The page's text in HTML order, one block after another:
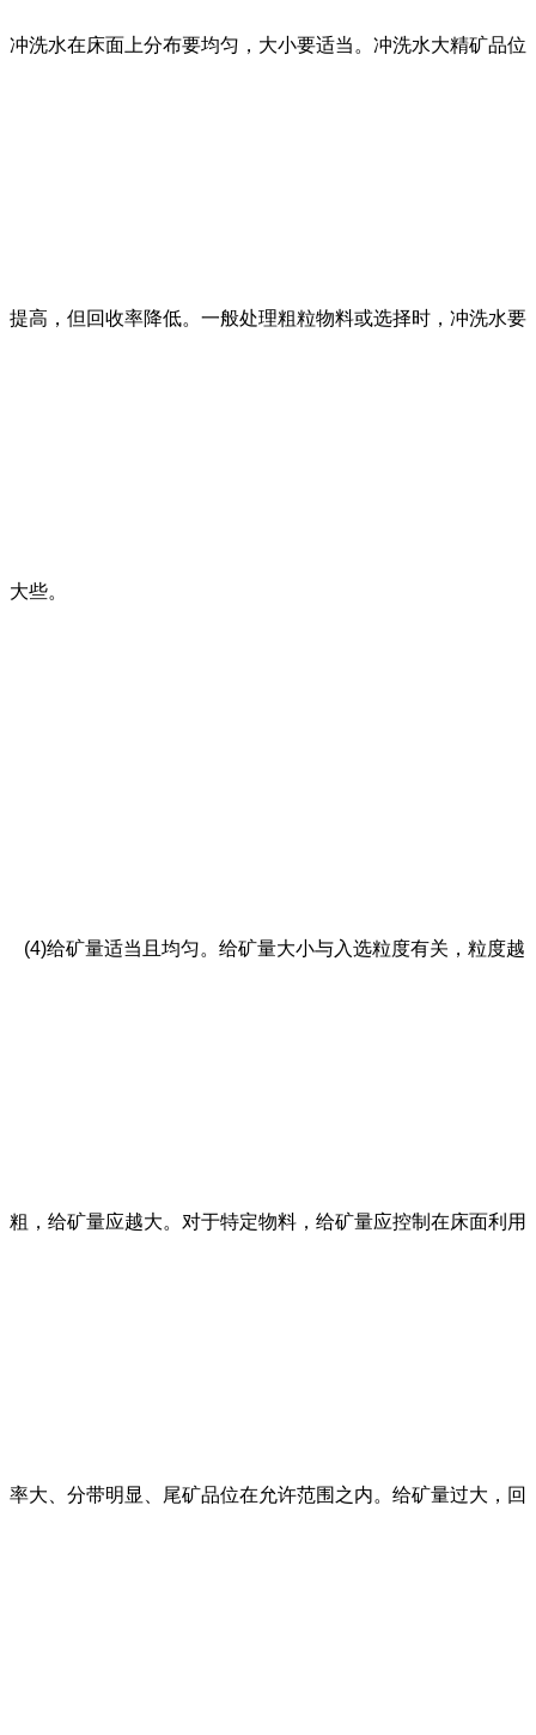
冲洗水在床面上分布要均匀，大小要适当。冲洗水大精矿品位
提高，但回收率降低。一般处理粗粒物料或选择时，冲洗水要
大些。
(4)给矿量适当且均匀。给矿量大小与入选粒度有关，粒度越
粗，给矿量应越大。对于特定物料，给矿量应控制在床面利用
率大、分带明显、尾矿品位在允许范围之内。给矿量过大，回